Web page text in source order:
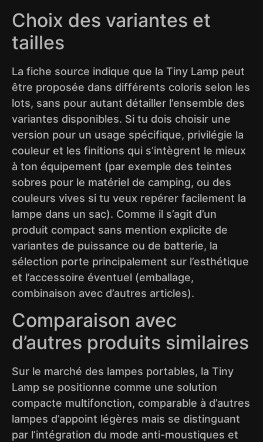
Choix des variantes et
tailles
La fiche source indique que la Tiny Lamp peut
être proposée dans différents coloris selon les
lots, sans pour autant détailler l’ensemble des
variantes disponibles. Si tu dois choisir une
version pour un usage spécifique, privilégie la
couleur et les finitions qui s’intègrent le mieux
à ton équipement (par exemple des teintes
sobres pour le matériel de camping, ou des
couleurs vives si tu veux repérer facilement la
lampe dans un sac). Comme il s’agit d’un
produit compact sans mention explicite de
variantes de puissance ou de batterie, la
sélection porte principalement sur l’esthétique
et l’accessoire éventuel (emballage,
combinaison avec d’autres articles).
Comparaison avec
d’autres produits similaires
Sur le marché des lampes portables, la Tiny
Lamp se positionne comme une solution
compacte multifonction, comparable à d’autres
lampes d’appoint légères mais se distinguant
par l’intégration du mode anti-moustiques et